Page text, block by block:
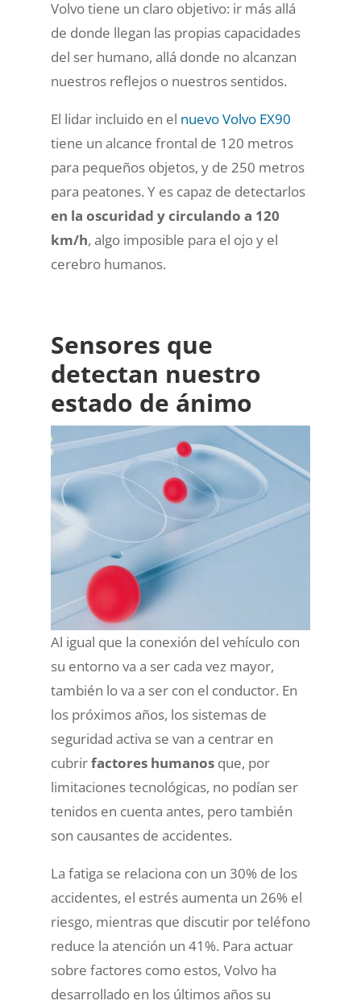
Volvo tiene un claro objetivo: ir más allá
de donde llegan las propias capacidades
del ser humano, allá donde no alcanzan
nuestros reflejos o nuestros sentidos.
El lidar incluido en el nuevo Volvo EX90
tiene un alcance frontal de 120 metros
para pequeños objetos, y de 250 metros
para peatones. Y es capaz de detectarlos
en la oscuridad y circulando a 120
km/h, algo imposible para el ojo y el
cerebro humanos.
Sensores que
detectan nuestro
estado de ánimo
Al igual que la conexión del vehículo con
su entorno va a ser cada vez mayor,
también lo va a ser con el conductor. En
los próximos años, los sistemas de
seguridad activa se van a centrar en
cubrirfactores humanosque, por
limitaciones tecnológicas, no podían ser
tenidos en cuenta antes, pero también
son causantes de accidentes.
La fatiga se relaciona con un 30% de los
accidentes, el estrés aumenta un 26% el
riesgo, mientras que discutir por teléfono
reduce la atención un 41%. Para actuar
sobre factores como estos, Volvo ha
desarrollado en los últimos años su